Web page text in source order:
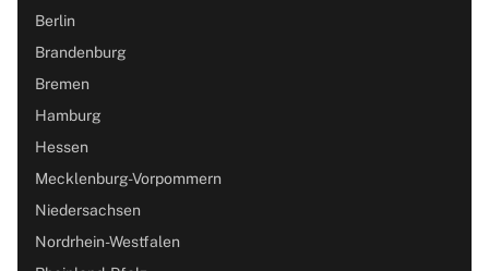
Berlin
Brandenburg
Bremen
Hamburg
Hessen
Mecklenburg-Vorpommern
Niedersachsen
Nordrhein-Westfalen